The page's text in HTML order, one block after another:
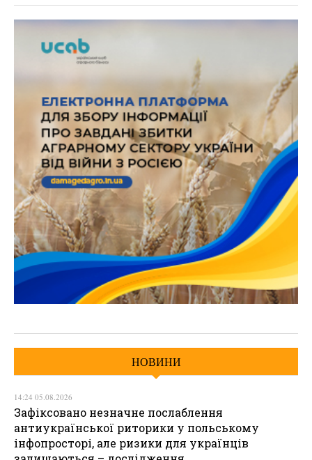
НОВИНИ
14:24 05.08.2026
Зафіксовано незначне послаблення
антиукраїнської риторики у польському
інфопросторі, але ризики для українців